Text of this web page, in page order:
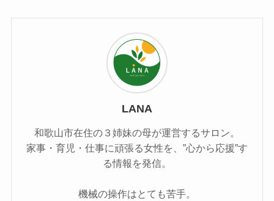
LANA
和歌山市在住の３姉妹の母が運営するサロン。
家事・育児・仕事に頑張る女性を、”心から応援”す
る情報を発信。
機械の操作はとても苦手。